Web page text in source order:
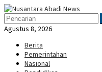
Loncat
ke
konten
Menu
Mobile
Agustus 8, 2026
Berita
Pemerintahan
Nasional